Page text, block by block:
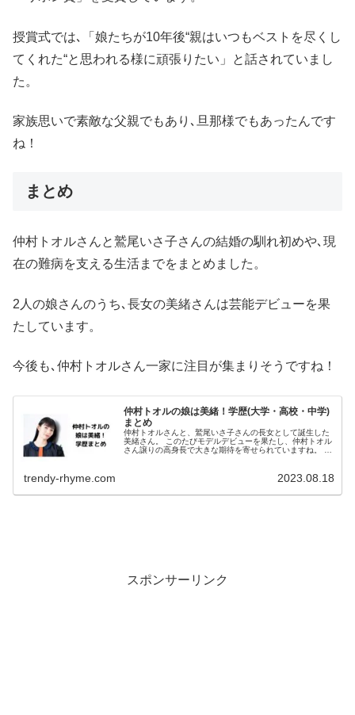
授賞式では､「娘たちが10年後“親はいつもベストを尽くし
てくれた“と思われる様に頑張りたい」と話されていまし
た。
家族思いで素敵な父親でもあり､旦那様でもあったんです
ね！
まとめ
仲村トオルさんと鷲尾いさ子さんの結婚の馴れ初めや､現
在の難病を支える生活までをまとめました。
2人の娘さんのうち､長女の美緒さんは芸能デビューを果
たしています。
今後も､仲村トオルさん一家に注目が集まりそうですね！
仲村トオルの娘は美緒！学歴(大学・高校・中学)
まとめ
仲村トオルさんと、鷲尾いさ子さんの長女として誕生した
美緒さん。 このたびモデルデビューを果たし、仲村トオル
さん譲りの高身長で大きな期待を寄せられていますね。 そ
trendy-rhyme.com 2023.08.18
スポンサーリンク